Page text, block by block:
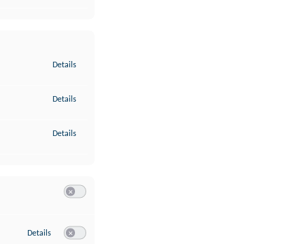
Details
Details
Details
Details zu Google Analytics